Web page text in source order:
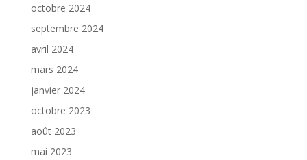
octobre 2024
septembre 2024
avril 2024
mars 2024
janvier 2024
octobre 2023
août 2023
mai 2023